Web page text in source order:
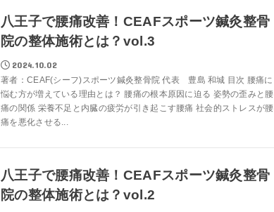
八王子で腰痛改善！CEAFスポーツ鍼灸整骨
院の整体施術とは？vol.3
2024.10.02
著者：CEAF(シーフ)スポーツ鍼灸整骨院 代表 豊島 和城 目次 腰痛に
悩む方が増えている理由とは？ 腰痛の根本原因に迫る 姿勢の歪みと腰
痛の関係 栄養不足と内臓の疲労が引き起こす腰痛 社会的ストレスが腰
痛を悪化させる...
八王子で腰痛改善！CEAFスポーツ鍼灸整骨
院の整体施術とは？vol.2